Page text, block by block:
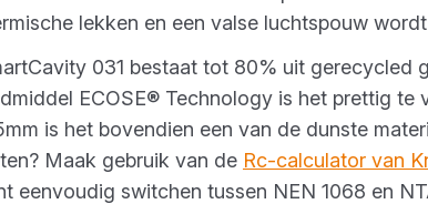
lekken en een valse luchtspouw
031 bestaat tot 80% uit gerecycled
ECOSE® Technology is het prettig
is het bovendien een van de dunste
Maak gebruik van de Rc-calculator van
eenvoudig switchen tussen NEN 1068 en